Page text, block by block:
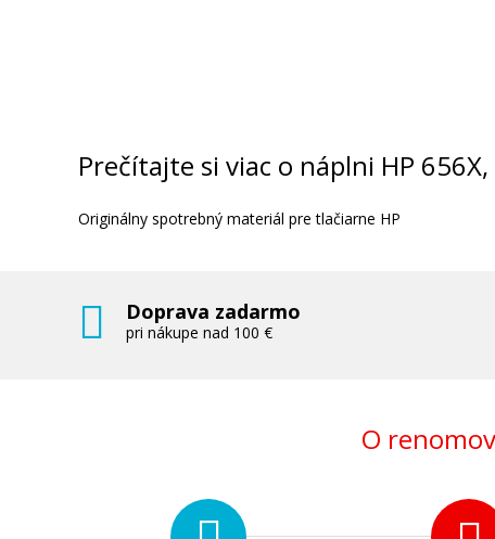
Prečítajte si viac o náplni HP
Originálny spotrebný materiál pre tlačiarne HP
Doprava zadarmo
pri nákupe nad 100 €
O